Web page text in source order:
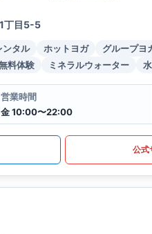
丁目5-5
ンタル ホットヨガ グループヨ
料体験 ミネラルウォーター
営業時間
金 10:00〜22:00
公式